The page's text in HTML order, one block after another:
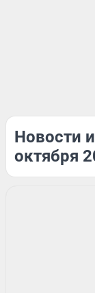
Новости
октября